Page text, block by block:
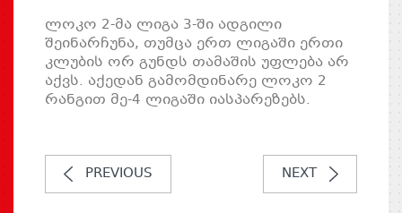
ლოკო 2-მა ლიგა 3-ში ადგილი
შეინარჩუნა, თუმცა ერთ ლიგაში ერთი
კლუბის ორ გუნდს თამაშის უფლება არ
აქვს. აქედან გამომდინარე ლოკო 2
რანგით მე-4 ლიგაში იასპარეზებს.
PREVIOUS NEXT